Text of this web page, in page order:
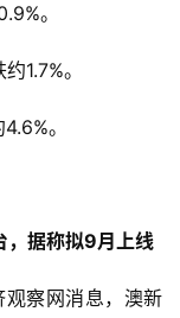
。
1.7%。
。
，据称拟9月上线
察网消息，澳新